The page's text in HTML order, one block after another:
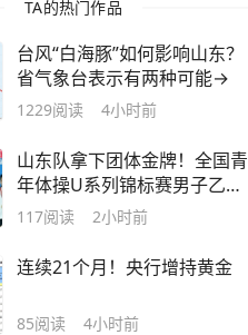
TA的热门作品
台风“白海豚”如何影响山东？
省气象台表示有两种可能→
1229阅读 4小时前
山东队拿下团体金牌！全国青
年体操U系列锦标赛男子乙组
U14济宁开赛
117阅读 2小时前
连续21个月！央行增持黄金
85阅读 4小时前